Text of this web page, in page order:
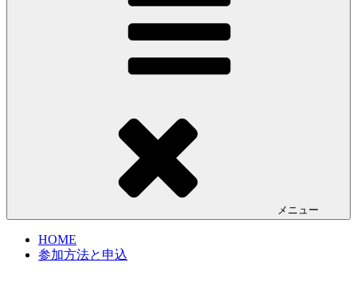
メニュー
HOME
参加方法と申込